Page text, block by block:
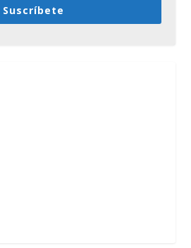
Suscríbete